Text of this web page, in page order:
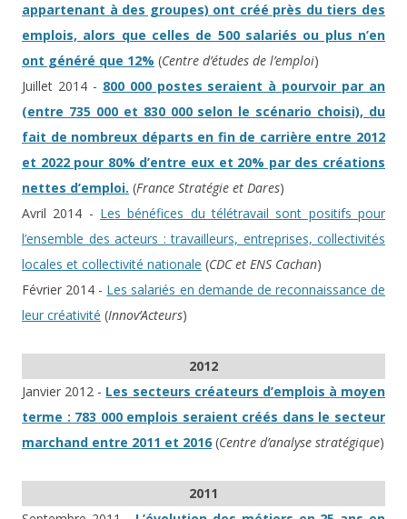
appartenant à des groupes) ont créé près du tiers des
emplois, alors que celles de 500 salariés ou plus n’en
ont généré que 12% (Centre d’études de l’emploi)
Juillet 2014 - 800 000 postes seraient à pourvoir par an
(entre 735 000 et 830 000 selon le scénario choisi), du
fait de nombreux départs en fin de carrière entre 2012
et 2022 pour 80% d’entre eux et 20% par des créations
nettes d’emploi. (France Stratégie et Dares)
Avril 2014 - Les bénéfices du télétravail sont positifs pour
l’ensemble des acteurs : travailleurs, entreprises, collectivités
locales et collectivité nationale (CDC et ENS Cachan)
Février 2014 - Les salariés en demande de reconnaissance de
leur créativité (Innov’Acteurs)
2012
Janvier 2012 - Les secteurs créateurs d’emplois à moyen
terme : 783 000 emplois seraient créés dans le secteur
marchand entre 2011 et 2016 (Centre d’analyse stratégique)
2011